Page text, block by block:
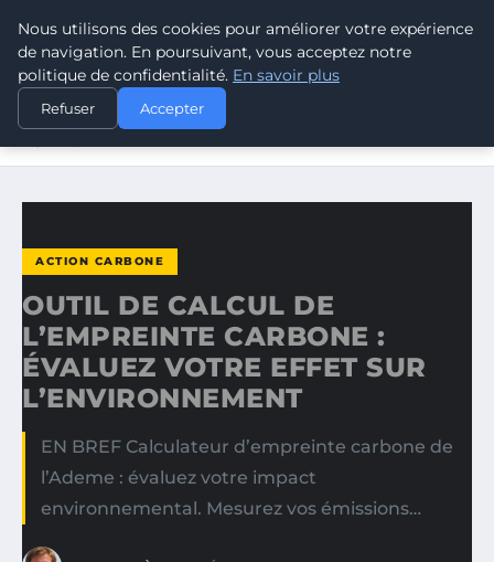
CLIMATE RESPONSE BLOG
ACCUEIL
ACTION CARBONE
OUTIL DE CALCUL DE L’EMPREINTE CARBONE : ÉVALUEZ
ACTION CARBONE
OUTIL DE CALCUL DE
L’EMPREINTE CARBONE :
ÉVALUEZ VOTRE EFFET SUR
L’ENVIRONNEMENT
EN BREF Calculateur d’empreinte carbone de
l’Ademe : évaluez votre impact
environnemental. Mesurez vos émissions…
Nous utilisons des cookies pour améliorer votre expérience
de navigation. En poursuivant, vous acceptez notre
politique de confidentialité. En savoir plus
Refuser Accepter